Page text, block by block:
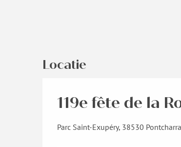
Locatie
119e fête de la
Parc Saint-Exupéry, 38530 Pontcharra